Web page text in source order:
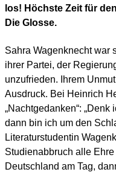
los! Höchste Zeit für
Die Glosse.
Sahra Wagenknecht war
ihrer Partei, der
unzufrieden. Ihrem
Ausdruck. Bei Heinrich
„Nachtgedanken“:
dann bin ich um den
Literaturstudentin
Studienabbruch alle
Deutschland am Tag,